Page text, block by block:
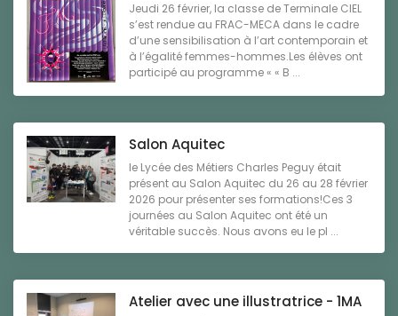
Jeudi 26 février, la classe de Terminale CIEL
s’est rendue au FRAC-MECA dans le cadre
d’une sensibilisation à l’art contemporain et
à l’égalité femmes-hommes.Les élèves ont
participé au programme « « B ...
Salon Aquitec
le Lycée des Métiers Charles Peguy était
présent au Salon Aquitec du 26 au 28 février
2026 pour présenter ses formations!Ces 3
journées au Salon Aquitec ont été un
véritable succès. Nous avons eu le pl ...
Atelier avec une illustratrice - 1MA